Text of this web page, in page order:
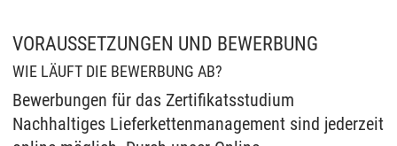
VORAUSSETZUNGEN UND BEWERBUNG
WIE LÄUFT DIE BEWERBUNG AB?
Bewerbungen für das Zertifikatsstudium
Nachhaltiges Lieferkettenmanagement sind jederzeit